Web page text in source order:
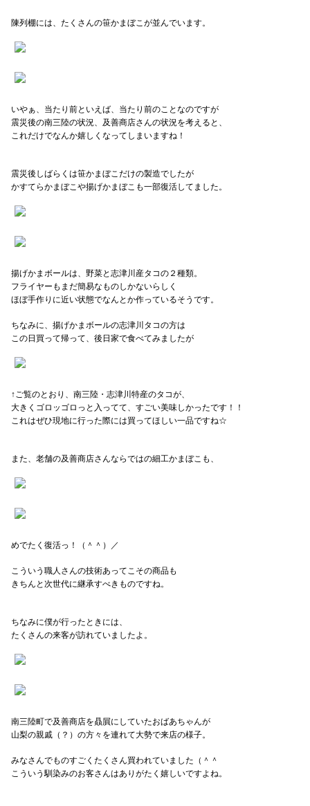
陳列棚には、たくさんの笹かまぼこが並んでいます。
いやぁ、当たり前といえば、当たり前のことなのですが
震災後の南三陸の状況、及善商店さんの状況を考えると、
これだけでなんか嬉しくなってしまいますね！
震災後しばらくは笹かまぼこだけの製造でしたが
かすてらかまぼこや揚げかまぼこも一部復活してました。
揚げかまボールは、野菜と志津川産タコの２種類。
フライヤーもまだ簡易なものしかないらしく
ほぼ手作りに近い状態でなんとか作っているそうです。
ちなみに、揚げかまボールの志津川タコの方は
この日買って帰って、後日家で食べてみましたが
↑ご覧のとおり、南三陸・志津川特産のタコが、
大きくゴロッゴロっと入ってて、すごい美味しかったです！！
これはぜひ現地に行った際には買ってほしい一品ですね☆
また、老舗の及善商店さんならではの細工かまぼこも、
めでたく復活っ！（＾＾）／
こういう職人さんの技術あってこその商品も
きちんと次世代に継承すべきものですね。
ちなみに僕が行ったときには、
たくさんの来客が訪れていましたよ。
南三陸町で及善商店を贔屓にしていたおばあちゃんが
山梨の親戚（？）の方々を連れて大勢で来店の様子。
みなさんでものすごくたくさん買われていました（＾＾
こういう馴染みのお客さんはありがたく嬉しいですよね。